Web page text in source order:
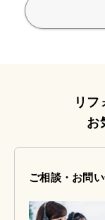
リフ
お
ご相談・お問